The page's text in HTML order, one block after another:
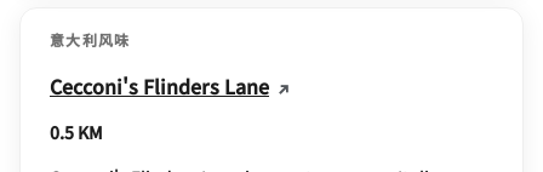
意大利风味
Cecconi's Flinders Lane
0.5 KM